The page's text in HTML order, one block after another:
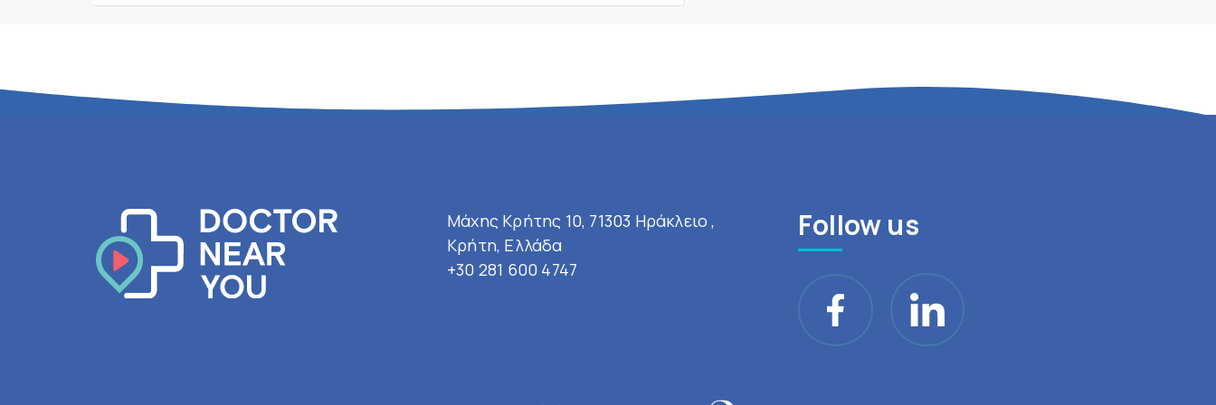
Μάχης Κρήτης 10, 71303 Ηράκλειο ,
Κρήτη, Ελλάδα
+30 281 600 4747
Follow us